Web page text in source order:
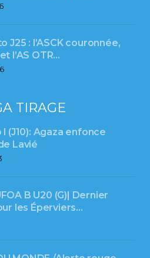
J25 : l’ASCK couronnée,
l’AS OTR…
TIRAGE
l (J10): Agaza enfonce
Lavié
B U20 (G)| Dernier
les Éperviers…